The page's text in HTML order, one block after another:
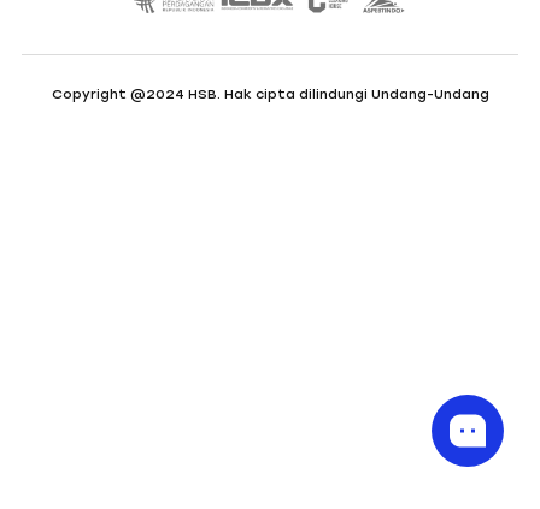
Copyright @2024 HSB. Hak cipta dilindungi Undang-Undang